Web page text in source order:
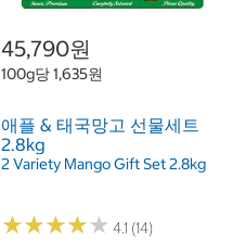
45,790원
100g당 1,635원
애플 & 태국망고 선물세트
2.8kg
2 Variety Mango Gift Set 2.8kg
★★★★★
★★★★★ 4.1 (14)